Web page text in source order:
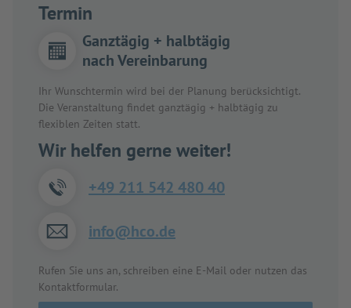
Termin
Ganztägig + halbtägig
nach Vereinbarung
Ihr Wunschtermin wird bei der Planung berücksichtigt.
Die Veranstaltung findet ganztägig + halbtägig zu
flexiblen Zeiten statt.
Wir helfen gerne weiter!
+49 211 542 480 40
info@hco.de
Rufen Sie uns an, schreiben eine E-Mail oder nutzen das
Kontaktformular.